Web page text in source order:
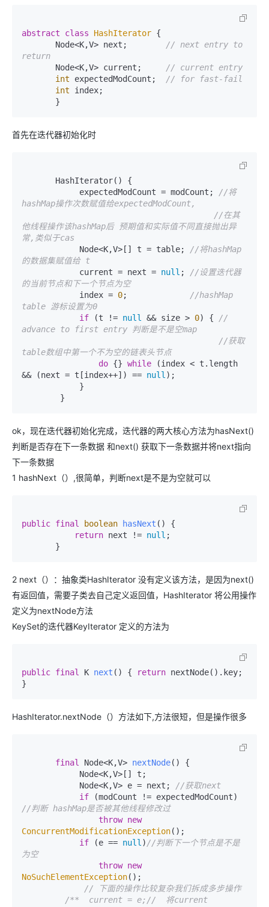
abstract class HashIterator {
       Node<K,V> next;
// next entry to
return
       Node<K,V> current;
// current entry
int expectedModCount;
// for fast-fail
int index;
首先在迭代器初始化时
            expectedModCount = modCount;
//将
hashMap操作次数赋值给expectedModCount,
//在其
他线程操作该hashMap后 预期值和实际值不同直接抛出异
常,类似于cas
            Node<K,V>[] t = table;
//将hashMap
的数据集赋值给 t
            current = next =
null ;
//设置迭代器
的当前节点和下一个节点为空
            index =
0;
//hashMap
table 游标设置为0
if (t != null && size > 0) {
//
advance to first entry 判断是不是空map
//获取
table数组中第一个不为空的链表头节点
do {} while (index < t.length
&& (next = t[index++]) == null );
        }
ok，现在迭代器初始化完成，迭代器的两大核心方法为hasNext()
判断是否存在下一条数据 和next() 获取下一条数据并将next指向
下一条数据
1 hashNext（）,很简单，判断next是不是为空就可以
public final boolean hasNext ()
{
return next != null ;
       }
2 next（）：抽象类HashIterator 没有定义该方法，是因为next()
有返回值，需要子类去自己定义返回值，HashIterator 将公用操作
定义为nextNode方法
KeySet的迭代器KeyIterator 定义的方法为
public final K next () { return nextNode().key;
}
HashIterator.nextNode（）方法如下,方法很短，但是操作很多
final Node<K,V> nextNode()
{
            Node<K,V> e = next;
//获取next
if
//判断 hashMap是否被其他线程修改过
throw new
ConcurrentModificationException();
if (e == null ) //判断下一个节点是不是
为空
throw new
NoSuchElementException();
// 下面的操作比较复杂我们拆成多步操作
/**  current = e;//  将current